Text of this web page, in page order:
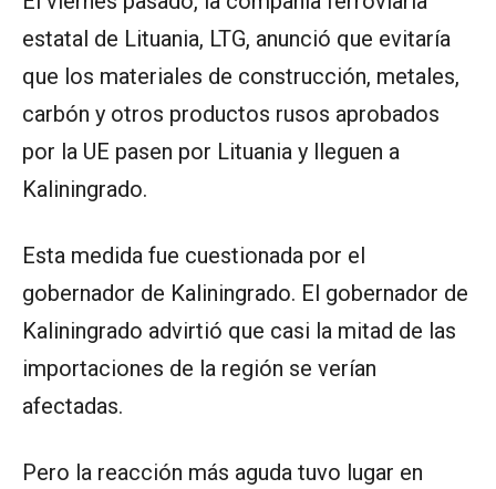
estatal de Lituania, LTG, anunció que evitaría
que los materiales de construcción, metales,
carbón y otros productos rusos aprobados
por la UE pasen por Lituania y lleguen a
Kaliningrado.
Esta medida fue cuestionada por el
gobernador de Kaliningrado. El gobernador de
Kaliningrado advirtió que casi la mitad de las
importaciones de la región se verían
afectadas.
Pero la reacción más aguda tuvo lugar en